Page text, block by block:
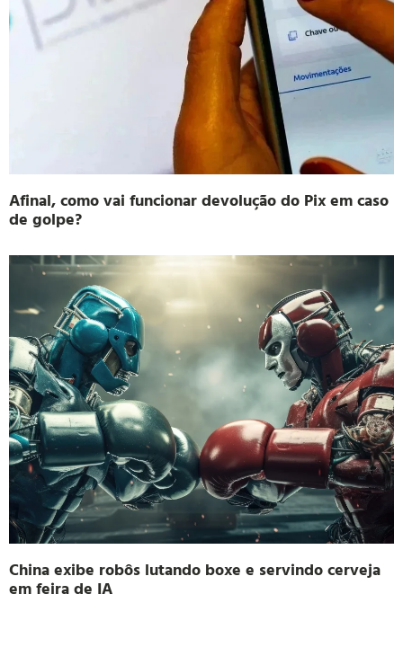
Afinal, como vai funcionar devolução do Pix em caso
de golpe?
China exibe robôs lutando boxe e servindo cerveja
em feira de IA